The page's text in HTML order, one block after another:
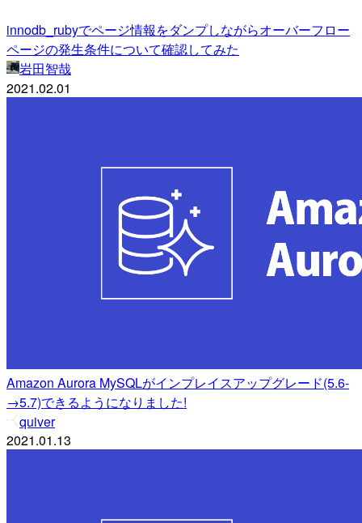
innodb_rubyでページ情報をダンプしながらオーバーフロー
ページの発生条件について確認してみた
岩田智哉
2021.02.01
Amazon Aurora MySQLがインプレイスアップグレード(5.6-
→5.7)できるようになりました!
quiver
2021.01.13